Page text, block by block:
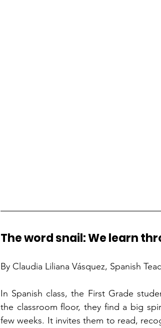
The word snail: We learn
By Claudia Liliana Vásquez, Spanish
In Spanish class, the First Grade
the classroom floor, they find a big
few weeks. It invites them to read,